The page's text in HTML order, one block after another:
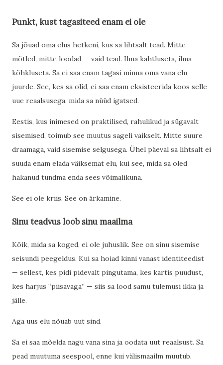
Punkt, kust tagasiteed enam ei ole
Sa jõuad oma elus hetkeni, kus sa lihtsalt tead. Mitte
mõtled, mitte loodad — vaid tead. Ilma kahtluseta, ilma
kõhkluseta. Sa ei saa enam tagasi minna oma vana elu
juurde. See, kes sa olid, ei saa enam eksisteerida koos selle
uue reaalsusega, mida sa nüüd igatsed.
Eestis, kus inimesed on praktilised, rahulikud ja sügavalt
sisemised, toimub see muutus sageli vaikselt. Mitte suure
draamaga, vaid sisemise selgusega. Ühel päeval sa lihtsalt ei
suuda enam elada väiksemat elu, kui see, mida sa oled
hakanud tundma enda sees võimalikuna.
See ei ole kriis. See on ärkamine.
Sinu teadvus loob sinu maailma
Kõik, mida sa koged, ei ole juhuslik. See on sinu sisemise
seisundi peegeldus. Kui sa hoiad kinni vanast identiteedist
— sellest, kes pidi pidevalt pingutama, kes kartis puudust,
kes harjus “piisavaga” — siis sa lood samu tulemusi ikka ja
jälle.
Aga uus elu nõuab uut sind.
Sa ei saa mõelda nagu vana sina ja oodata uut reaalsust. Sa
pead muutuma seespool, enne kui välismaailm muutub.